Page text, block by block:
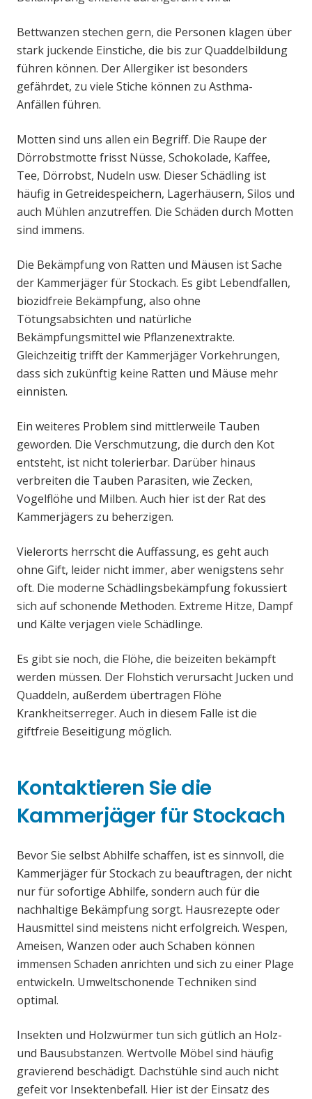
Bettwanzen stechen gern, die Personen klagen über
stark juckende Einstiche, die bis zur Quaddelbildung
führen können. Der Allergiker ist besonders
gefährdet, zu viele Stiche können zu Asthma-
Anfällen führen.
Motten sind uns allen ein Begriff. Die Raupe der
Dörrobstmotte frisst Nüsse, Schokolade, Kaffee,
Tee, Dörrobst, Nudeln usw. Dieser Schädling ist
häufig in Getreidespeichern, Lagerhäusern, Silos und
auch Mühlen anzutreffen. Die Schäden durch Motten
sind immens.
Die Bekämpfung von Ratten und Mäusen ist Sache
der Kammerjäger für Stockach. Es gibt Lebendfallen,
biozidfreie Bekämpfung, also ohne
Tötungsabsichten und natürliche
Bekämpfungsmittel wie Pflanzenextrakte.
Gleichzeitig trifft der Kammerjäger Vorkehrungen,
dass sich zukünftig keine Ratten und Mäuse mehr
einnisten.
Ein weiteres Problem sind mittlerweile Tauben
geworden. Die Verschmutzung, die durch den Kot
entsteht, ist nicht tolerierbar. Darüber hinaus
verbreiten die Tauben Parasiten, wie Zecken,
Vogelflöhe und Milben. Auch hier ist der Rat des
Kammerjägers zu beherzigen.
Vielerorts herrscht die Auffassung, es geht auch
ohne Gift, leider nicht immer, aber wenigstens sehr
oft. Die moderne Schädlingsbekämpfung fokussiert
sich auf schonende Methoden. Extreme Hitze, Dampf
und Kälte verjagen viele Schädlinge.
Es gibt sie noch, die Flöhe, die beizeiten bekämpft
werden müssen. Der Flohstich verursacht Jucken und
Quaddeln, außerdem übertragen Flöhe
Krankheitserreger. Auch in diesem Falle ist die
giftfreie Beseitigung möglich.
Kontaktieren Sie die
Kammerjäger für Stockach
Bevor Sie selbst Abhilfe schaffen, ist es sinnvoll, die
Kammerjäger für Stockach zu beauftragen, der nicht
nur für sofortige Abhilfe, sondern auch für die
nachhaltige Bekämpfung sorgt. Hausrezepte oder
Hausmittel sind meistens nicht erfolgreich. Wespen,
Ameisen, Wanzen oder auch Schaben können
immensen Schaden anrichten und sich zu einer Plage
entwickeln. Umweltschonende Techniken sind
optimal.
Insekten und Holzwürmer tun sich gütlich an Holz-
und Bausubstanzen. Wertvolle Möbel sind häufig
gravierend beschädigt. Dachstühle sind auch nicht
gefeit vor Insektenbefall. Hier ist der Einsatz des